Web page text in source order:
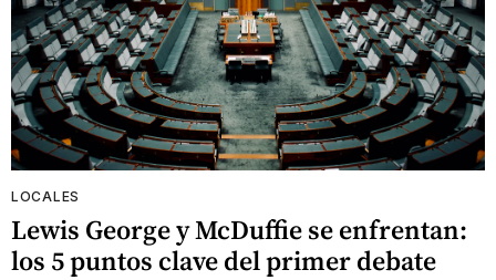
LOCALES
Lewis George y McDuffie se enfrentan:
los 5 puntos clave del primer debate